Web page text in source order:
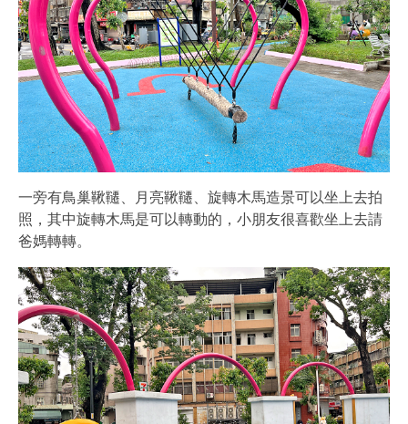
一旁有鳥巢鞦韆、月亮鞦韆、旋轉木馬造景可以坐上去拍
照，其中旋轉木馬是可以轉動的，小朋友很喜歡坐上去請
爸媽轉轉。